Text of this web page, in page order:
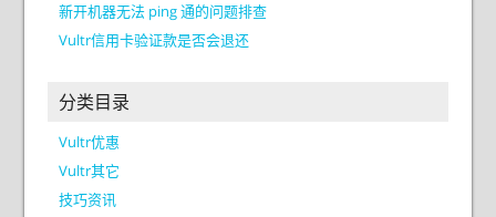
新开机器无法 ping 通的问题排查
Vultr信用卡验证款是否会退还
分类目录
Vultr优惠
Vultr其它
技巧资讯